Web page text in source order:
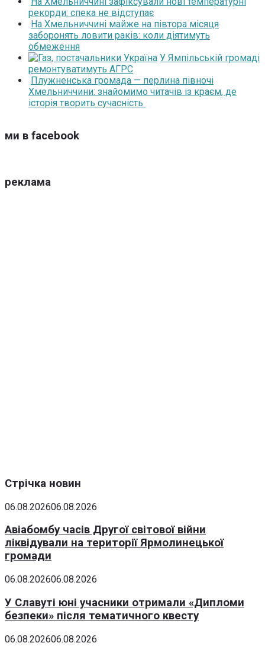
рекорди: спека не відступає
На Хмельниччині майже на півтора місяця
заборонять ловити раків: коли діятимуть
обмеження
У Ямпільській громаді
ремонтуватимуть АГРС
Плужненська громада — перлина півночі
Хмельниччини: знайомимо читачів із краєм, де
історія творить сучасність
ми в facebook
реклама
Стрічка новин
06.08.202606.08.2026
Авіабомбу часів Другої світової війни
ліквідували на території Ярмолинецької
громади
06.08.202606.08.2026
У Славуті юні учасники отримали «Дипломи
безпеки» після тематичного квесту
06.08.202606.08.2026